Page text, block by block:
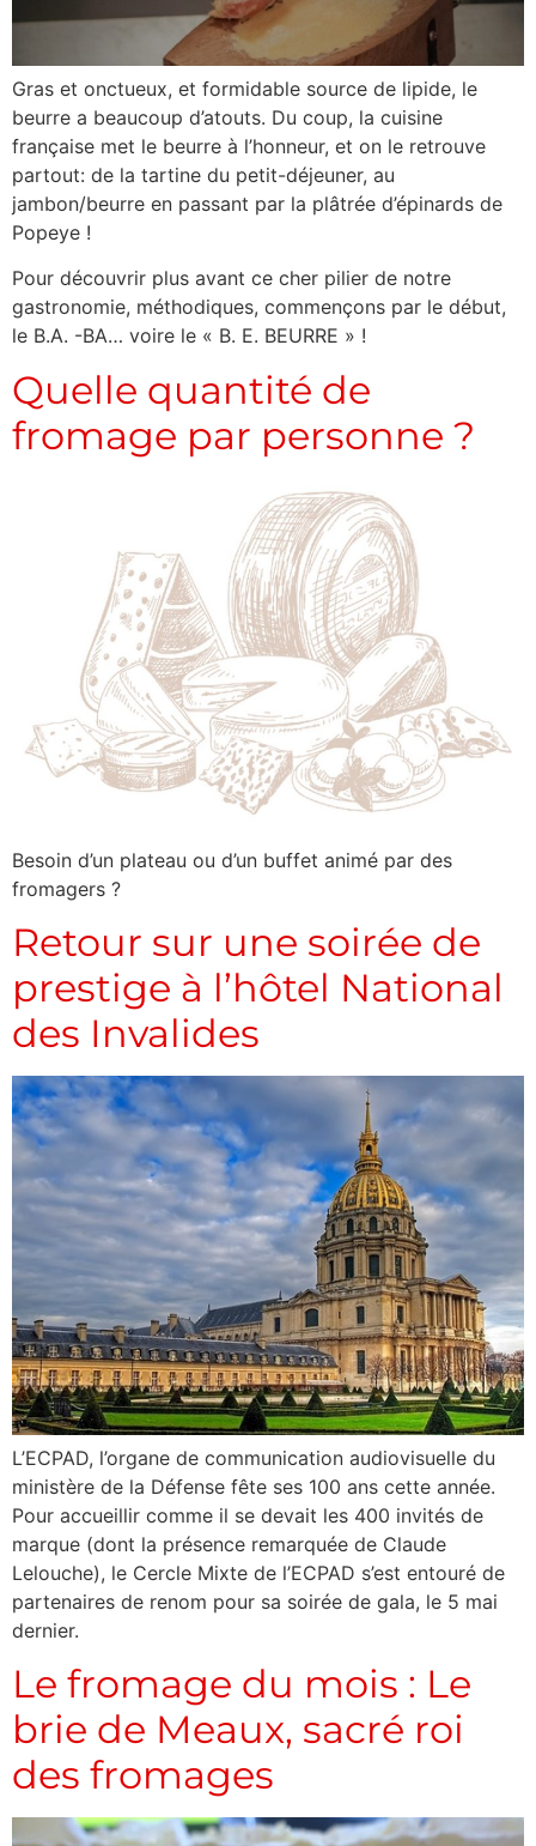
Gras et onctueux, et formidable source de lipide, le
beurre a beaucoup d’atouts. Du coup, la cuisine
française met le beurre à l’honneur, et on le retrouve
partout: de la tartine du petit-déjeuner, au
jambon/beurre en passant par la plâtrée d’épinards de
Popeye !
Pour découvrir plus avant ce cher pilier de notre
gastronomie, méthodiques, commençons par le début,
le B.A. -BA… voire le « B. E. BEURRE » !
Quelle quantité de
fromage par personne ?
Besoin d’un plateau ou d’un buffet animé par des
fromagers ?
Retour sur une soirée de
prestige à l’hôtel National
des Invalides
L’ECPAD, l’organe de communication audiovisuelle du
ministère de la Défense fête ses 100 ans cette année.
Pour accueillir comme il se devait les 400 invités de
marque (dont la présence remarquée de Claude
Lelouche), le Cercle Mixte de l’ECPAD s’est entouré de
partenaires de renom pour sa soirée de gala, le 5 mai
dernier.
Le fromage du mois : Le
brie de Meaux, sacré roi
des fromages